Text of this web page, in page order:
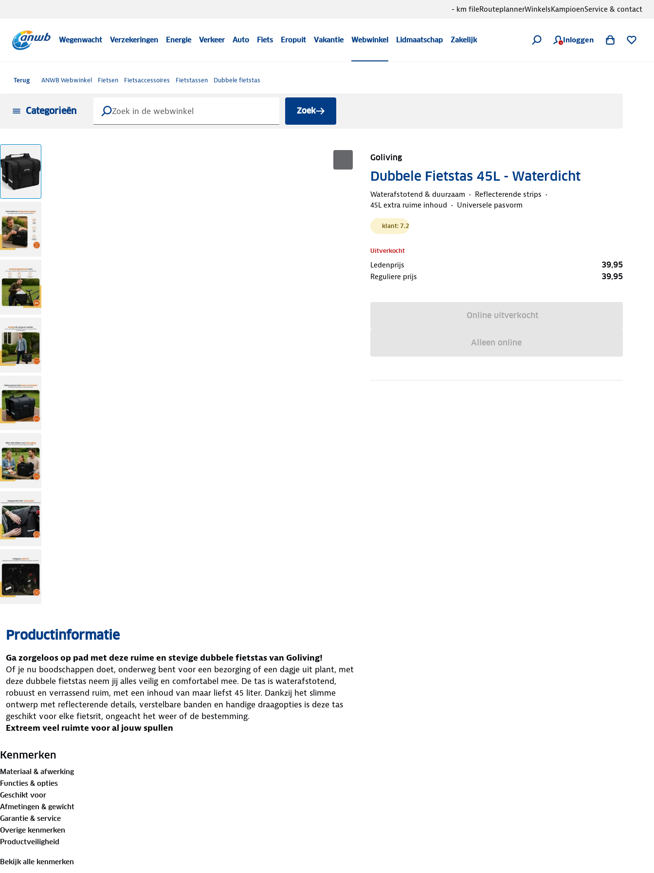
Wegenwacht Verzekeringen Energie Verkeer Auto Fiets Eropuit Vakantie Webwinkel Lidmaatschap Zakelijk Inloggen
- km fileRouteplannerWinkelsKampioenService & contact
Terug ANWB Webwinkel Fietsen Fietsaccessoires Fietstassen Dubbele fietstas
Categorieën Zoek
Goliving
Dubbele Fietstas 45L - Waterdicht
Waterafstotend & duurzaam
Reflecterende strips
45L extra ruime inhoud
Universele pasvorm
klant: 7.2
Uitverkocht
Ledenprijs 39,95
Reguliere prijs 39,95
Online uitverkocht
Alleen online
Productinformatie
Ga zorgeloos op pad met deze ruime en stevige dubbele fietstas van Goliving!
Of je nu boodschappen doet, onderweg bent voor een bezorging of een dagje uit plant, met
deze dubbele fietstas neem jij alles veilig en comfortabel mee. De tas is waterafstotend,
robuust en verrassend ruim, met een inhoud van maar liefst 45 liter. Dankzij het slimme
ontwerp met reflecterende details, verstelbare banden en handige draagopties is deze tas
geschikt voor elke fietsrit, ongeacht het weer of de bestemming.
Extreem veel ruimte voor al jouw spullen
boodschappen of picknickspullen. Perfect voor dagelijks gebruik of langere tochten waarbij je
Gemaakt om lang mee te gaan
Het stevige materiaal met waterafstotende coating, dubbele stiksels en dikke voering zorgt
ervoor dat deze fietstas tegen een stootje kan. Ideaal voor intensief gebruik onder
verschillende omstandigheden.
Veilig onderweg, dag en nacht
Met reflecterende strips aan de zijkanten ben jij beter zichtbaar in het donker. De stevige
gespen houden de tas veilig gesloten, zodat je spullen onderweg goed beschermd zijn.
Draagcomfort waar jij wilt
De fietstas is voorzien van comfortabele handvatten, een zachte bovenhandgreep en een
Kenmerken
Materiaal & afwerking
Functies & opties
Geschikt voor
Afmetingen & gewicht
Garantie & service
Overige kenmerken
Productveiligheid
Bekijk alle kenmerken